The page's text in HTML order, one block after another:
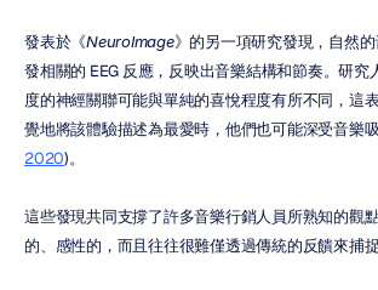
發表於《NeuroImage》的另一項研究發現，自然
發相關的 EEG 反應，反映出音樂結構和節奏。研究
度的神經關聯可能與單純的喜悅程度有所不同，這
覺地將該體驗描述為最愛時，他們也可能深受音樂
2020)。
這些發現共同支撐了許多音樂行銷人員所熟知的觀
的、感性的，而且往往很難僅透過傳統的反饋來捕捉